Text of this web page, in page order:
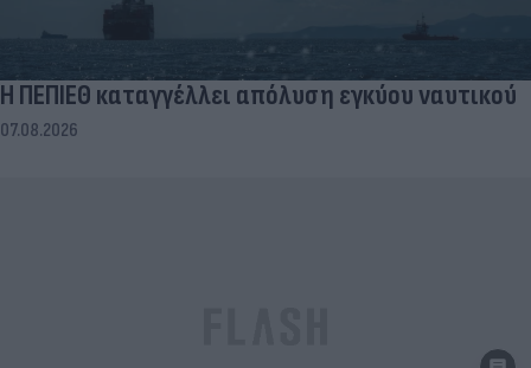
Η ΠΕΠΙΕΘ καταγγέλλει απόλυση εγκύου ναυτικού
07.08.2026